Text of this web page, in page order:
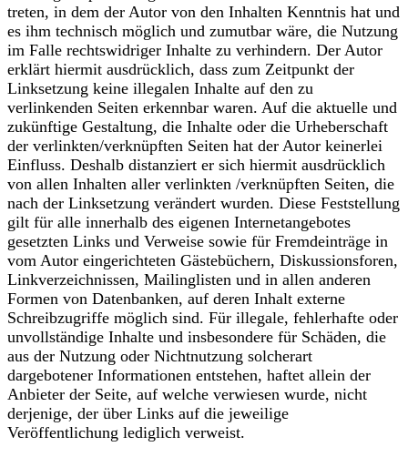
treten, in dem der Autor von den Inhalten Kenntnis hat und
es ihm technisch möglich und zumutbar wäre, die Nutzung
im Falle rechtswidriger Inhalte zu verhindern. Der Autor
erklärt hiermit ausdrücklich, dass zum Zeitpunkt der
Linksetzung keine illegalen Inhalte auf den zu
verlinkenden Seiten erkennbar waren. Auf die aktuelle und
zukünftige Gestaltung, die Inhalte oder die Urheberschaft
der verlinkten/verknüpften Seiten hat der Autor keinerlei
Einfluss. Deshalb distanziert er sich hiermit ausdrücklich
von allen Inhalten aller verlinkten /verknüpften Seiten, die
nach der Linksetzung verändert wurden. Diese Feststellung
gilt für alle innerhalb des eigenen Internetangebotes
gesetzten Links und Verweise sowie für Fremdeinträge in
vom Autor eingerichteten Gästebüchern, Diskussionsforen,
Linkverzeichnissen, Mailinglisten und in allen anderen
Formen von Datenbanken, auf deren Inhalt externe
Schreibzugriffe möglich sind. Für illegale, fehlerhafte oder
unvollständige Inhalte und insbesondere für Schäden, die
aus der Nutzung oder Nichtnutzung solcherart
dargebotener Informationen entstehen, haftet allein der
Anbieter der Seite, auf welche verwiesen wurde, nicht
derjenige, der über Links auf die jeweilige
Veröffentlichung lediglich verweist.